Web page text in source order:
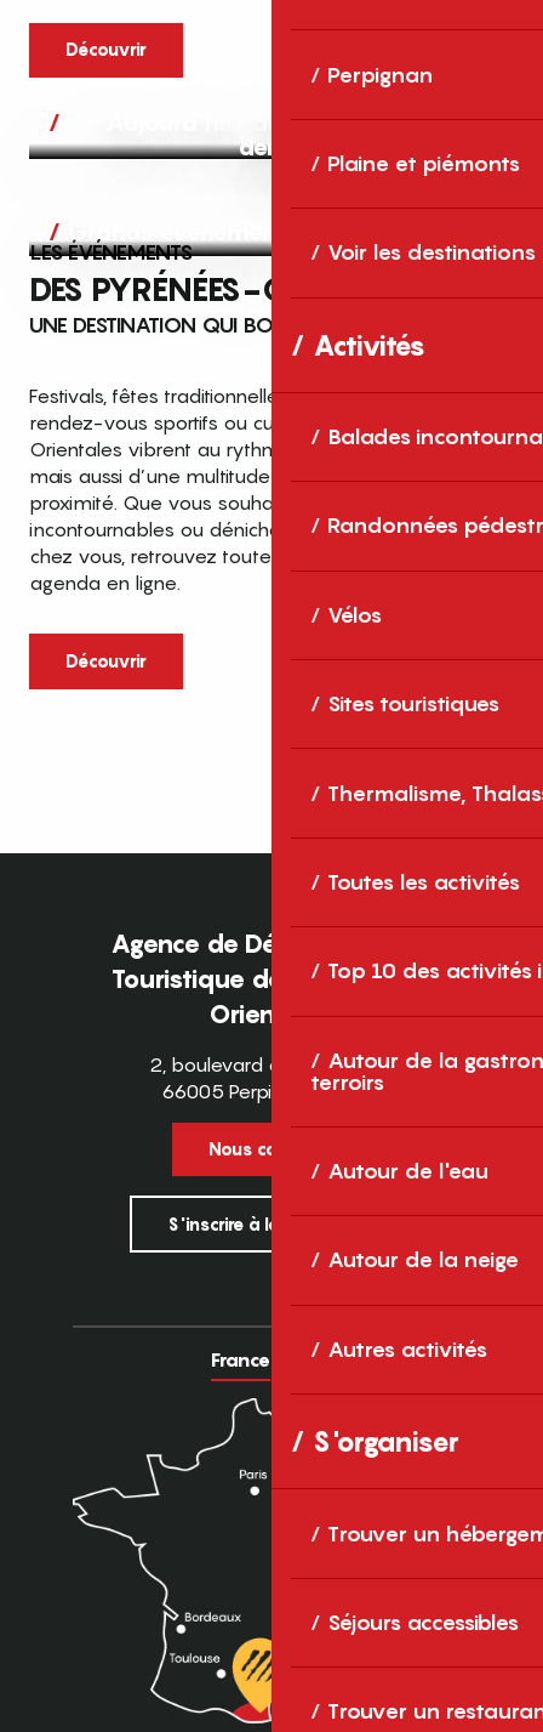
Perpignan
Plaine et piémonts
Voir les destinations
Activités
Balades
Randonnées
Vélos
Sites touristiques
Thermalisme,
Toutes les activités
Top 10 des activités
Autour de la
terroirs
Autour de l'eau
Autour de la neige
Autres activités
S'organiser
Trouver un
Séjours accessibles
Trouver un
Découvrir
Aujourd’hui, demain et après-
demain
Grands événements
LES ÉVÉNEMENTS
DES PYRÉNÉES-ORIENTALES
UNE DESTINATION QUI BOUGE TOUTE L’ANNÉE
Festivals, fêtes traditionnelles, concerts, expositions,
rendez-vous sportifs ou culturels… les Pyrénées-
Orientales vibrent au rythme de grands temps forts
mais aussi d’une multitude d’événements de
proximité. Que vous souhaitiez vivre les
incontournables ou dénicher des sorties près de
chez vous, retrouvez toutes les infos dans notre
agenda en ligne.
Découvrir
Top des événements et sorties
en famille
cet été dans les Pyrénées-Orientales
Entre mer Méditerranée, villages de
caractère et grands espaces naturels, les
Pyrénées-Orientales sont une destination
idéale pour partager des moments en
famille tout au long...
Agence de Développement
Touristique des Pyrénées-
Orientales
2, boulevard des Pyrénées
66005 Perpignan Cedex
Nous contacter
S'inscrire à la newsletter
France Europe